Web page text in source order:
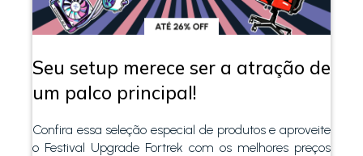
Seu setup merece ser a atração de
um palco principal!
Confira essa seleção especial de produtos e aproveite
o Festival Upgrade Fortrek com os melhores preços